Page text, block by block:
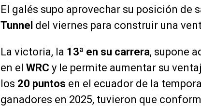
El galés supo aprovechar su posición de
Tunnel del viernes para construir una
La victoria, la 13ª en su carrera, supone
en el WRC y le permite aumentar su
los 20 puntos en el ecuador de la
ganadores en 2025, tuvieron que